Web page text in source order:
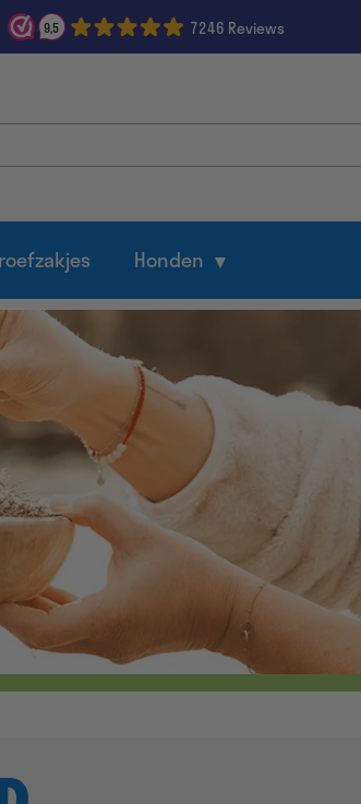
9,5 7246 Reviews
Honden